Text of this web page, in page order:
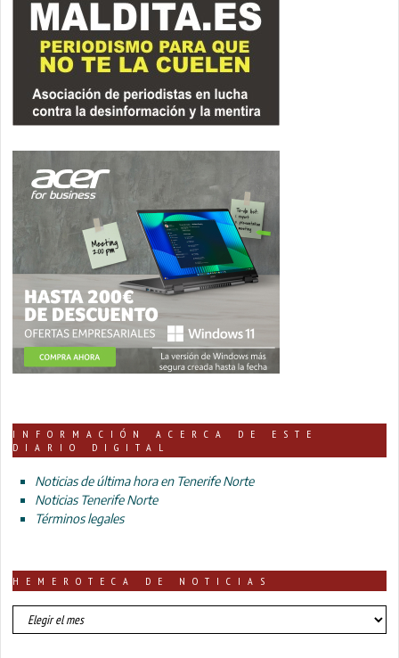
INFORMACIÓN ACERCA DE ESTE
DIARIO DIGITAL
Noticias de última hora en Tenerife Norte
Noticias Tenerife Norte
Términos legales
HEMEROTECA DE NOTICIAS
HEMEROTECA
DE